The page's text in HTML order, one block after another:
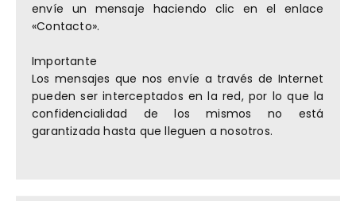
envíe un mensaje haciendo clic en el enlace
«Contacto».
Importante
Los mensajes que nos envíe a través de Internet
pueden ser interceptados en la red, por lo que la
confidencialidad de los mismos no está
garantizada hasta que lleguen a nosotros.